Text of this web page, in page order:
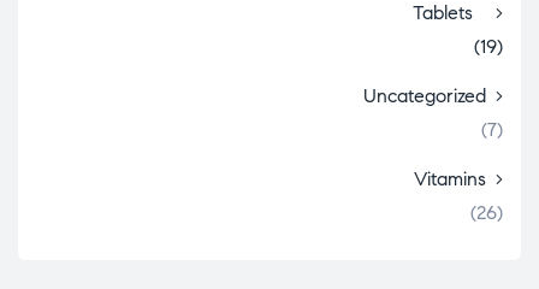
Tablets
(19)
Uncategorized
(7)
Vitamins
(26)